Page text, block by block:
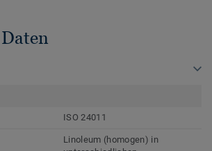
ISO 24011
Linoleum (homogen) in